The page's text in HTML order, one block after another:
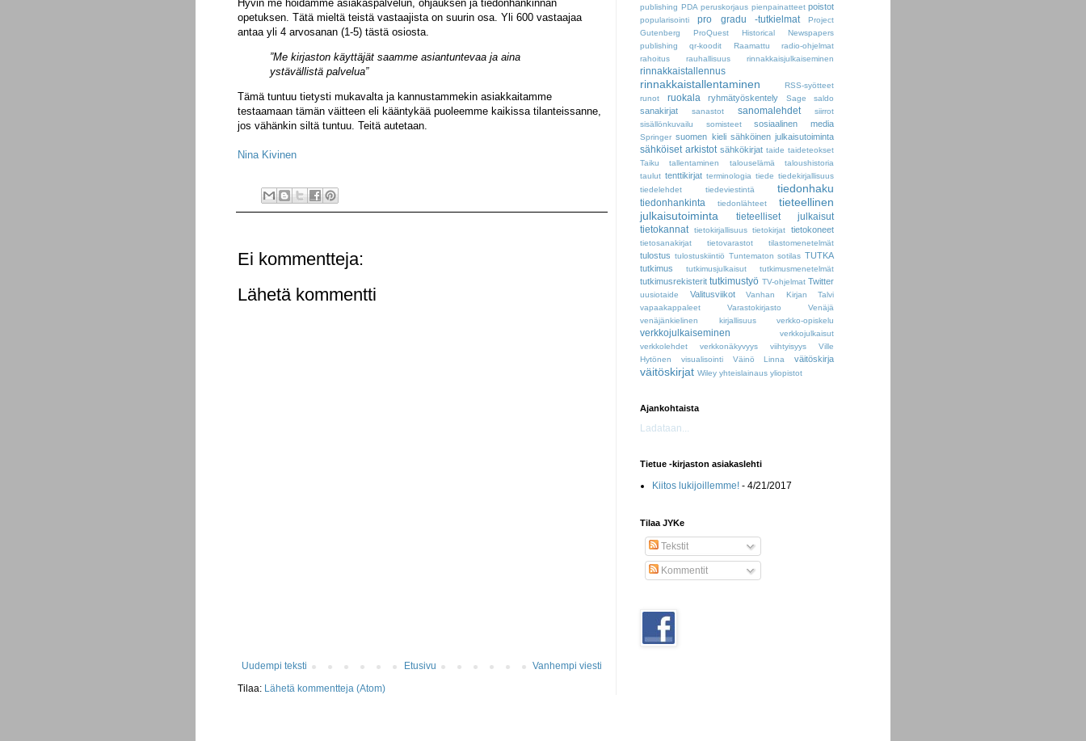
Hyvin me hoidamme asiakaspalvelun, ohjauksen ja tiedonhankinnan
opetuksen. Tätä mieltä teistä vastaajista on suurin osa. Yli 600 vastaajaa
antaa yli 4 arvosanan (1-5) tästä osiosta.
”Me kirjaston käyttäjät saamme asiantuntevaa ja aina
ystävällistä palvelua”
Tämä tuntuu tietysti mukavalta ja kannustammekin asiakkaitamme
testaamaan tämän väitteen eli kääntykää puoleemme kaikissa tilanteissanne,
jos vähänkin siltä tuntuu. Teitä autetaan.
Nina Kivinen
Ei kommentteja:
Lähetä kommentti
Uudempi teksti Vanhempi viesti
Etusivu
Tilaa: Lähetä kommentteja (Atom)
publishing PDA peruskorjaus pienpainatteet poistot
popularisointi pro gradu -tutkielmat
Project
Gutenberg
ProQuest Historical Newspapers
publishing
qr-koodit Raamattu
radio-ohjelmat
rahoitus
rauhallisuus rinnakkaisjulkaiseminen
rinnakkaistallennus
rinnakkaistallentaminen
RSS-syötteet
runot
ruokala ryhmätyöskentely Sage saldo
sanakirjat sanastot sanomalehdet
siirrot
sisällönkuvailu
somisteet sosiaalinen media
Springer suomen kieli sähköinen julkaisutoiminta
sähköiset arkistot sähkökirjat taide taideteokset
Taiku
tallentaminen talouselämä
taloushistoria
taulut tenttikirjat terminologia tiede tiedekirjallisuus
tiedelehdet
tiedeviestintä tiedonhaku
tiedonhankinta tiedonlähteet
tieteellinen
julkaisutoiminta
tieteelliset julkaisut
tietokannat
tietokirjallisuus tietokirjat tietokoneet
tietosanakirjat tietovarastot tilastomenetelmät
tulostus tulostuskiintiö Tuntematon sotilas TUTKA
tutkimus
tutkimusjulkaisut tutkimusmenetelmät
tutkimusrekisterit tutkimustyö TV-ohjelmat Twitter
uusiotaide Valitusviikot
Vanhan Kirjan Talvi
vapaakappaleet
Varastokirjasto
Venäjä
venäjänkielinen kirjallisuus
verkko-opiskelu
verkkojulkaiseminen
verkkojulkaisut
verkkolehdet
verkkonäkyvyys viihtyisyys
Ville
Hytönen
visualisointi Väinö Linna väitöskirja
väitöskirjat Wiley yhteislainaus yliopistot
Ajankohtaista
Ladataan...
Tietue -kirjaston asiakaslehti
Kiitos lukijoillemme! - 4/21/2017
Tilaa JYKe
Tekstit
Kommentit